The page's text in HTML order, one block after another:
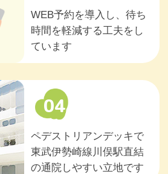
WEB予約を導入し、待ち
時間を軽減する工夫をし
ています
04
ペデストリアンデッキで
東武伊勢崎線川俣駅直結
の通院しやすい立地です